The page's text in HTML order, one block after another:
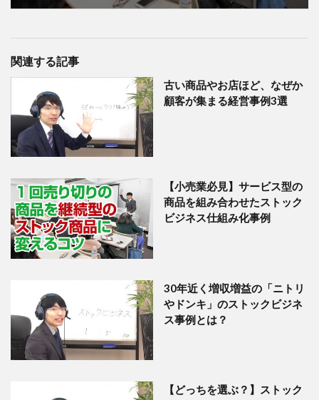
関連する記事
古い商品やお店ほど、なぜか
顧客が集まる経営事例3選
【小売業必見】サービス型の
商品を組み合わせたストック
ビジネス仕組み化事例
30年近く増収増益の「ニトリ
やドンキ」のストックビジネ
ス事例とは？
【どっちを選ぶ？】ストック